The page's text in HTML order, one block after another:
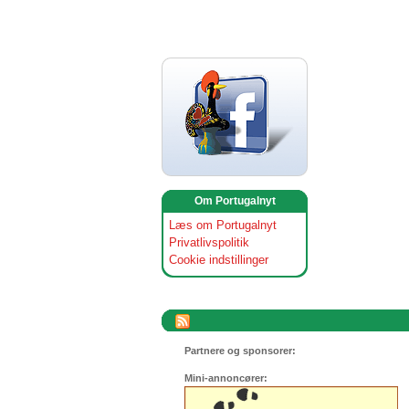
Om Portugalnyt
Læs om Portugalnyt
Privatlivspolitik
Cookie indstillinger
Partnere og sponsorer:
Mini-annoncører: